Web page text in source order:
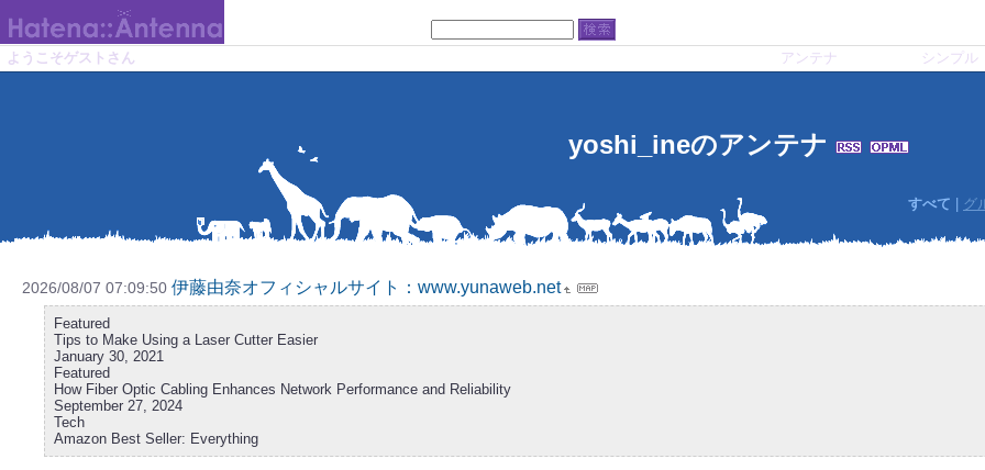
ようこそゲストさん アンテナ シンプル
yoshi_ineのアンテナ
すべて グ
2026/08/07 07:09:50 伊藤由奈オフィシャルサイト：www.yunaweb.net
Featured
Tips to Make Using a Laser Cutter Easier
January 30, 2021
Featured
How Fiber Optic Cabling Enhances Network Performance and Reliability
September 27, 2024
Tech
Amazon Best Seller: Everything